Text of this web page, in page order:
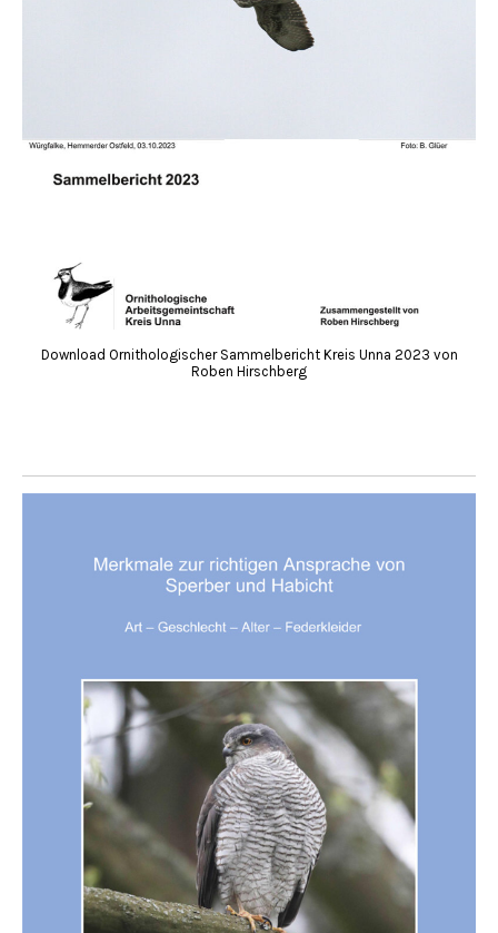
Download Ornithologischer Sammelbericht Kreis Unna 2023 von
Roben Hirschberg